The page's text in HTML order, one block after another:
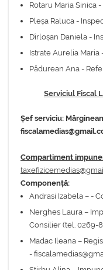
Rotaru Maria Sinica
Pleșa Raluca -
Dîrloșan Daniela -
Istrate Aurelia
Pădurean Ana -
Serviciul Fiscal
Șef serviciu:
Compartiment
Componență:
Andrasi Izabela – -
Nerghes Laura –
Consilier (tel. 0269-
Madac Ileana –
-